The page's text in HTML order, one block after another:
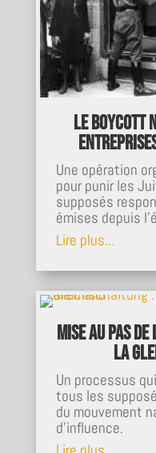
Le boycott
Une opération
pour punir les
supposés
émises depuis
Lire plus...
Mise au pas
la
Un processus
tous les
du mouvement
d’influence.